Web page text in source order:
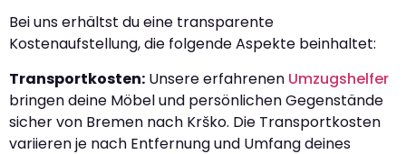
Bei uns erhältst du eine transparente
Kostenaufstellung, die folgende Aspekte beinhaltet:
Transportkosten: Unsere erfahrenen Umzugshelfer
bringen deine Möbel und persönlichen Gegenstände
sicher von Bremen nach Krško. Die Transportkosten
variieren je nach Entfernung und Umfang deines